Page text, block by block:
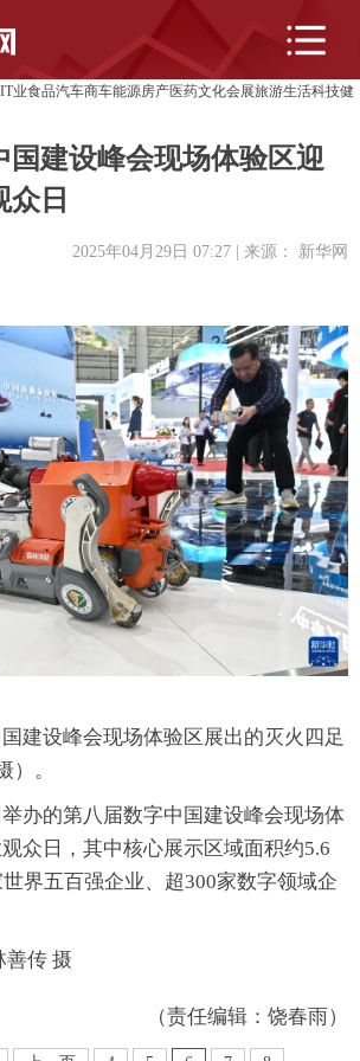
IT业食品汽车商车能源房产医药文化会展旅游生活科技健
国建设峰会现场体验区迎
众日
2025年04月29日 07:27 | 来源： 新华网
设峰会现场体验区展出的灭火四足
）。
的第八届数字中国建设峰会现场体
众日，其中核心展示区域面积约5.6
界五百强企业、超300家数字领域企
传 摄
（责任编辑：饶春雨）